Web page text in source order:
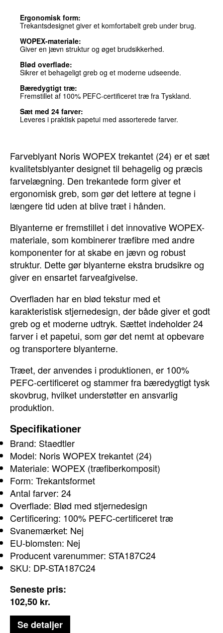
Farveblyant Noris WOPEX trekantet (24) er et sæt
kvalitetsblyanter designet til behagelig og præcis
farvelægning. Den trekantede form giver et
ergonomisk greb, som gør det lettere at tegne i
længere tid uden at blive træt i hånden.
Blyanterne er fremstillet i det innovative WOPEX-
materiale, som kombinerer træfibre med andre
komponenter for at skabe en jævn og robust
struktur. Dette gør blyanterne ekstra brudsikre og
giver en ensartet farveafgivelse.
Overfladen har en blød tekstur med et
karakteristisk stjernedesign, der både giver et godt
greb og et moderne udtryk. Sættet indeholder 24
farver i et papetui, som gør det nemt at opbevare
og transportere blyanterne.
Træet, der anvendes i produktionen, er 100%
PEFC-certificeret og stammer fra bæredygtigt tysk
skovbrug, hvilket understøtter en ansvarlig
produktion.
Ergonomisk form:
Trekantsdesignet giver et komfortabelt greb under brug.
WOPEX-materiale:
Giver en jævn struktur og øget brudsikkerhed.
Blød overflade:
Sikrer et behageligt greb og et moderne udseende.
Bæredygtigt træ:
Fremstillet af 100% PEFC-certificeret træ fra Tyskland.
Sæt med 24 farver:
Leveres i praktisk papetui med assorterede farver.
Specifikationer
Brand: Staedtler
Model: Noris WOPEX trekantet (24)
Materiale: WOPEX (træfiberkomposit)
Form: Trekantsformet
Antal farver: 24
Overflade: Blød med stjernedesign
Certificering: 100% PEFC-certificeret træ
Svanemærket: Nej
EU-blomsten: Nej
Producent varenummer: STA187C24
SKU: DP-STA187C24
Seneste pris:
102,50 kr.
Se detaljer